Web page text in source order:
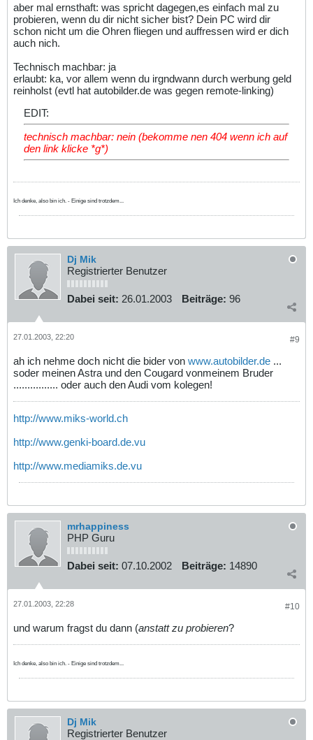
aber mal ernsthaft: was spricht dagegen,es einfach mal zu
probieren, wenn du dir nicht sicher bist? Dein PC wird dir
schon nicht um die Ohren fliegen und auffressen wird er dich
auch nich.
Technisch machbar: ja
erlaubt: ka, vor allem wenn du irgndwann durch werbung geld
reinholst (evtl hat autobilder.de was gegen remote-linking)
EDIT:
technisch machbar: nein (bekomme nen 404 wenn ich auf
den link klicke *g*)
Ich denke, also bin ich. - Einige sind trotzdem...
Dj Mik
Registrierter Benutzer
Dabei seit: 26.01.2003 Beiträge: 96
#9
27.01.2003, 22:20
ah ich nehme doch nicht die bider von www.autobilder.de ...
soder meinen Astra und den Cougard vonmeinem Bruder
................ oder auch den Audi vom kolegen!
http://www.miks-world.ch
http://www.genki-board.de.vu
http://www.mediamiks.de.vu
mrhappiness
PHP Guru
Dabei seit: 07.10.2002 Beiträge: 14890
#10
27.01.2003, 22:28
und warum fragst du dann (anstatt zu probieren?
Ich denke, also bin ich. - Einige sind trotzdem...
Dj Mik
Registrierter Benutzer